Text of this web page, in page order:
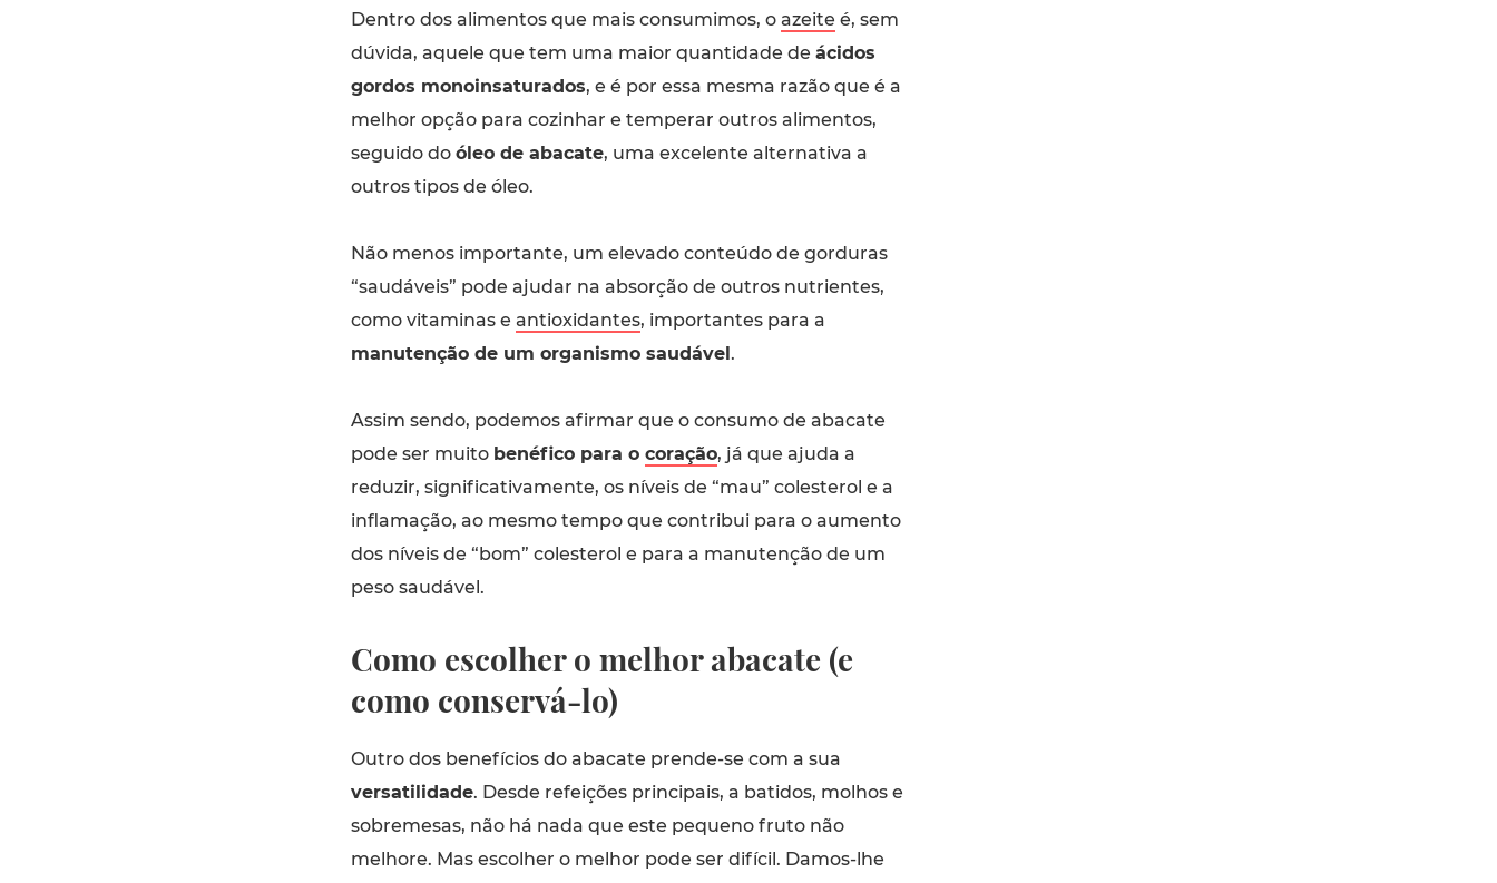
Dentro dos alimentos que mais consumimos, o azeite é, sem
dúvida, aquele que tem uma maior quantidade de ácidos
gordos monoinsaturados, e é por essa mesma razão que é a
melhor opção para cozinhar e temperar outros alimentos,
seguido do óleo de abacate, uma excelente alternativa a
outros tipos de óleo.
Não menos importante, um elevado conteúdo de gorduras
“saudáveis” pode ajudar na absorção de outros nutrientes,
como vitaminas e antioxidantes, importantes para a
manutenção de um organismo saudável.
Assim sendo, podemos afirmar que o consumo de abacate
pode ser muito benéfico para o coração, já que ajuda a
reduzir, significativamente, os níveis de “mau” colesterol e a
inflamação, ao mesmo tempo que contribui para o aumento
dos níveis de “bom” colesterol e para a manutenção de um
peso saudável.
Como escolher o melhor abacate (e
como conservá-lo)
Outro dos benefícios do abacate prende-se com a sua
versatilidade. Desde refeições principais, a batidos, molhos e
sobremesas, não há nada que este pequeno fruto não
melhore. Mas escolher o melhor pode ser difícil. Damos-lhe